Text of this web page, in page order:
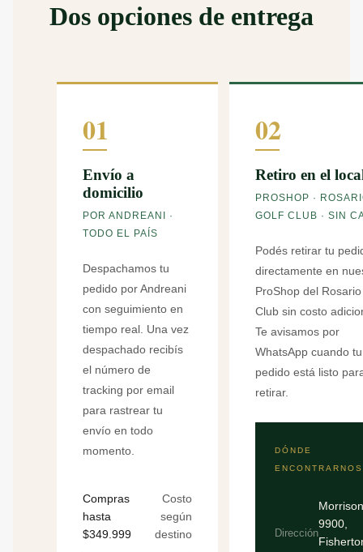
Dos opciones de entrega
01
Envío a
domicilio
POR ANDREANI ·
TODO EL PAÍS
Despachamos tu
pedido por Andreani
con seguimiento en
tiempo real. Una vez
despachado recibís
el número de
tracking por email
para rastrear tu
envío en todo
momento.
Compras
hasta
$349.999
Costo
según
destino
02
Retiro en el
PROSHOP ·
GOLF CLUB · SIN
Podés retirar tu
directamente en
ProShop del
Club sin costo
Te avisamos por
WhatsApp cuando tu
pedido está listo
retirar.
DÓNDE
ENCONTRARNOS
Dirección
Morrison
9900,